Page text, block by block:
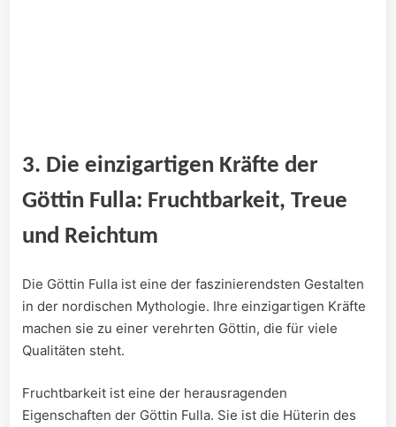
3. Die einzigartigen Kräfte der
Göttin Fulla: ⁤Fruchtbarkeit, Treue
und Reichtum
Die Göttin Fulla ist eine der‌ faszinierendsten Gestalten
⁤in der‍ nordischen Mythologie. Ihre einzigartigen Kräfte
machen ⁤sie zu einer verehrten Göttin, die für viele
Qualitäten steht.
Fruchtbarkeit ist ⁤eine der herausragenden
Eigenschaften der Göttin Fulla. Sie ist die⁤ Hüterin⁣ des